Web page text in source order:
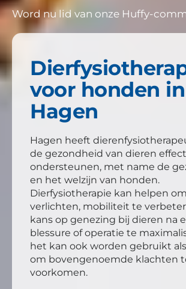
Word nu lid van onze Huffy-
voor honden in
Hagen
Hagen heeft
de gezondheid van dieren
ondersteunen, met name de
en het welzijn van honden.
Dierfysiotherapie kan helpen
verlichten, mobiliteit te
kans op genezing bij dieren na
blessure of operatie te
het kan ook worden gebruikt
om bovengenoemde klachten
voorkomen.